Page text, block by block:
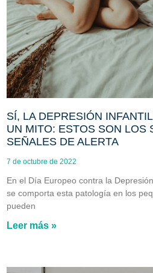
SÍ, LA DEPRESIÓN
UN MITO: ESTOS SON LOS
SEÑALES DE ALERTA
7 de octubre de 2022
En el Día Europeo contra la
se comporta esta patología en los
pueden
Leer más »